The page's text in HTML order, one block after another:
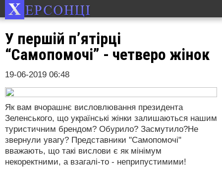
У першій п’ятірці
“Самопомочі” - четверо жінок
19-06-2019 06:48
Як вам вчорашнє висловлювання президента
Зеленського, що українські жінки залишаються нашим
туристичним брендом? Обурило? Засмутило?Не
звернули увагу? Представники "Самопомочі"
вважають, що такі вислови є як мінімум
некоректними, а взагалі-то - неприпустимими!